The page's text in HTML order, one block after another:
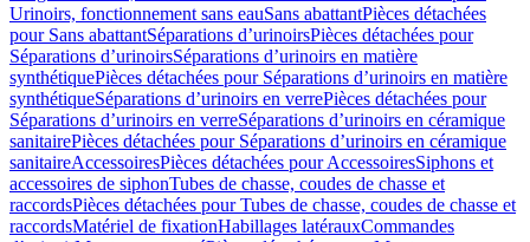
Urinoirs, fonctionnement sans eauSans abattantPièces détachées
pour Sans abattantSéparations d’urinoirsPièces détachées pour
Séparations d’urinoirsSéparations d’urinoirs en matière
synthétiquePièces détachées pour Séparations d’urinoirs en matière
synthétiqueSéparations d’urinoirs en verrePièces détachées pour
Séparations d’urinoirs en verreSéparations d’urinoirs en céramique
sanitairePièces détachées pour Séparations d’urinoirs en céramique
sanitaireAccessoiresPièces détachées pour AccessoiresSiphons et
accessoires de siphonTubes de chasse, coudes de chasse et
raccordsPièces détachées pour Tubes de chasse, coudes de chasse et
raccordsMatériel de fixationHabillages latérauxCommandes